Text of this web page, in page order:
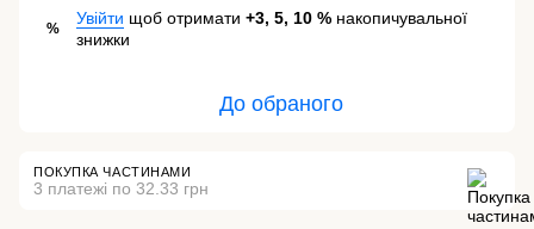
%
Увійти щоб отримати +3, 5, 10 % накопичувальної
знижки
До обраного
ПОКУПКА ЧАСТИНАМИ
3 платежі по 32.33 грн